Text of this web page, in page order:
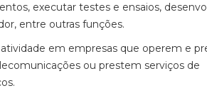
executar testes e ensaios,
entre outras funções.
em empresas que operem e
ou prestem serviços de